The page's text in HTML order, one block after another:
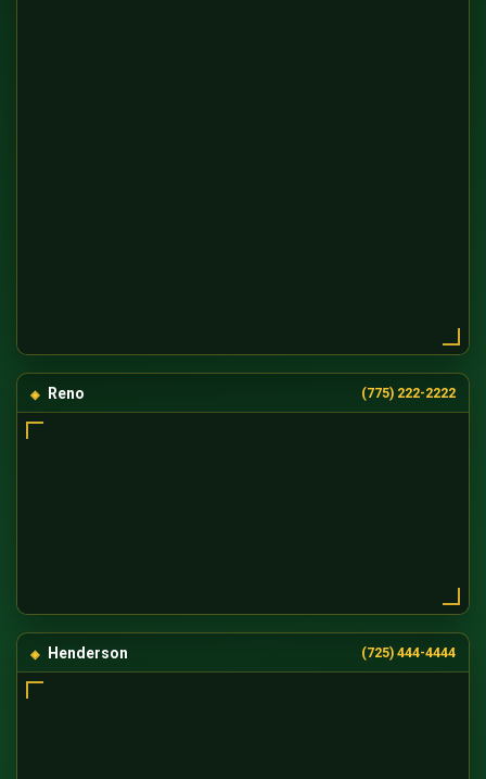
Reno (775) 222-2222
Henderson (725) 444-4444